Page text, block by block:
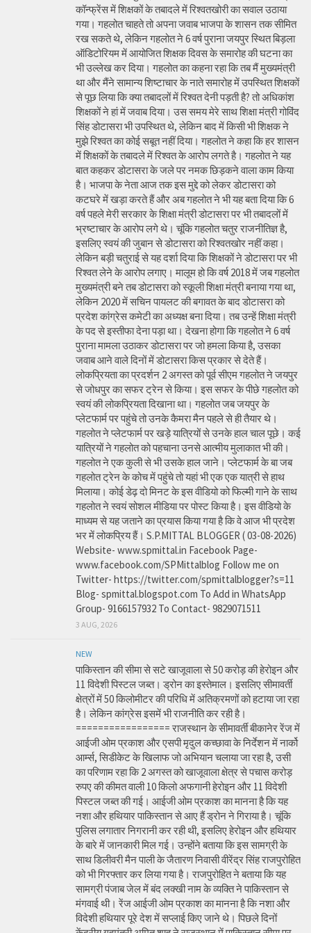
कॉन्फ्रेंस में शिक्षकों के तबादले में रिश्वतखोरी का सवाल उठाया
गया। गहलोत चाहते तो अपना जवाब भाजपा के शासन तक सीमित
रख सकते थे, लेकिन गहलोत ने 6 वर्ष पुराना जयपुर स्थित बिड़ला
ऑडिटोरियम में आयोजित शिक्षक दिवस के समारोह की घटना का
भी उल्लेख कर दिया। गहलोत का कहना रहा कि तब मैं मुख्यमंत्री
था और मैंने सामान्य शिष्टाचार के नाते समारोह में उपस्थित शिक्षकों
से पूछ लिया कि क्या तबादलों में रिश्वत देनी पड़ती है? तो अधिकांश
शिक्षकों ने हां में जवाब दिया। उस समय मेरे साथ शिक्षा मंत्री गोविंद
सिंह डोटासरा भी उपस्थित थे, लेकिन बाद में किसी भी शिक्षक ने
मुझे रिश्वत का कोई सबूत नहीं दिया। गहलोत ने कहा कि हर शासन
में शिक्षकों के तबादले में रिश्वत के आरोप लगते है। गहलोत ने यह
बात कहकर डोटासरा के जले पर नमक छिड़कने वाला काम किया
है। भाजपा के नेता आज तक इस मुद्दे को लेकर डोटासरा को
कटघरे में खड़ा करते हैं और अब गहलोत ने भी यह बता दिया कि 6
वर्ष पहले मेरी सरकार के शिक्षा मंत्री डोटासरा पर भी तबादलों में
भ्रष्टाचार के आरोप लगे थे। चूंकि गहलोत चतुर राजनीतिज्ञ है,
इसलिए स्वयं की जुबान से डोटासरा को रिश्वतखोर नहीं कहा।
लेकिन बड़ी चतुराई से यह दर्शा दिया कि शिक्षकों ने डोटासरा पर भी
रिश्वत लेने के आरोप लगाए। मालूम हो कि वर्ष 2018 में जब गहलोत
मुख्यमंत्री बने तब डोटासरा को स्कूली शिक्षा मंत्री बनाया गया था,
लेकिन 2020 में सचिन पायलट की बगावत के बाद डोटासरा को
प्रदेश कांग्रेस कमेटी का अध्यक्ष बना दिया। तब उन्हें शिक्षा मंत्री
के पद से इस्तीफा देना पड़ा था। देखना होगा कि गहलोत ने 6 वर्ष
पुराना मामला उठाकर डोटासरा पर जो हमला किया है, उसका
जवाब आने वाले दिनों में डोटासरा किस प्रकार से देते हैं।
लोकप्रियता का प्रदर्शन 2 अगस्त को पूर्व सीएम गहलोत ने जयपुर
से जोधपुर का सफर ट्रेन से किया। इस सफर के पीछे गहलोत को
स्वयं की लोकप्रियता दिखाना था। गहलोत जब जयपुर के
प्लेटफार्म पर पहुंचे तो उनके कैमरा मैन पहले से ही तैयार थे।
गहलोत ने प्लेटफार्म पर खड़े यात्रियों से उनके हाल चाल पूछे। कई
यात्रियों ने गहलोत को पहचाना उनसे आत्मीय मुलाकात भी की।
गहलोत ने एक कुली से भी उसके हाल जाने। प्लेटफार्म के बा जब
गहलोत ट्रेन के कोच में पहुंचे तो यहां भी एक एक यात्री से हाथ
मिलाया। कोई डेढ़ दो मिनट के इस वीडियो को फिल्मी गाने के साथ
गहलोत ने स्वयं सोशल मीडिया पर पोस्ट किया है। इस वीडियो के
माध्यम से यह जताने का प्रयास किया गया है कि वे आज भी प्रदेश
भर में लोकप्रिय हैं। S.P.MITTAL BLOGGER ( 03-08-2026)
Website- www.spmittal.in Facebook Page-
www.facebook.com/SPMittalblog Follow me on
Twitter- https://twitter.com/spmittalblogger?s=11
Blog- spmittal.blogspot.com To Add in WhatsApp
Group- 9166157932 To Contact- 9829071511
3 AUG, 2026
NEW
पाकिस्तान की सीमा से सटे खाजूवाला से 50 करोड़ की हेरोइन और
11 विदेशी पिस्टल जब्त। ड्रोन का इस्तेमाल। इसलिए सीमावर्ती
क्षेत्रों में 50 किलोमीटर की परिधि में अतिक्रमणों को हटाया जा रहा
है। लेकिन कांग्रेस इसमें भी राजनीति कर रही है।
================= राजस्थान के सीमावर्ती बीकानेर रेंज में
आईजी ओम प्रकाश और एसपी मृदुल कच्छावा के निर्देशन में नार्को
आर्म्स, सिडीकेट के खिलाफ जो अभियान चलाया जा रहा है, उसी
का परिणाम रहा कि 2 अगस्त को खाजूवाला क्षेत्र से पचास करोड़
रुपए की कीमत वाली 10 किलो अफगानी हेरोइन और 11 विदेशी
पिस्टल जब्त की गई। आईजी ओम प्रकाश का मानना है कि यह
नशा और हथियार पाकिस्तान से आए हैं ड्रोन ने गिराया है। चूंकि
पुलिस लगातार निगरानी कर रही थी, इसलिए हेरोइन और हथियार
के बारे में जानकारी मिल गई। उन्होंने बताया कि इस सामग्री के
साथ डिलीवरी मैन पाली के जैतारण निवासी वीरेंद्र सिंह राजपुरोहित
को भी गिरफ्तार कर लिया गया है। राजपुरोहित ने बताया कि यह
सामग्री पंजाब जेल में बंद लक्खी नाम के व्यक्ति ने पाकिस्तान से
मंगवाई थी। रेंज आईजी ओम प्रकाश का मानना है कि नशा और
विदेशी हथियार पूरे देश में सप्लाई किए जाने थे। पिछले दिनों